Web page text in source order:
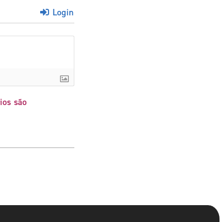
Login
são